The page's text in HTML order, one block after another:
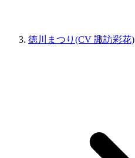
徳川まつり(CV 諏訪彩花)